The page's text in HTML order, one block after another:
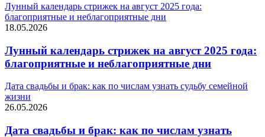
Лунный календарь стрижек на август 2025 года:
благоприятные и неблагоприятные дни
18.05.2026
Лунный календарь стрижек на август 2025 года:
благоприятные и неблагоприятные дни
Дата свадьбы и брак: как по числам узнать судьбу семейной
жизни
26.05.2026
Дата свадьбы и брак: как по числам узнать